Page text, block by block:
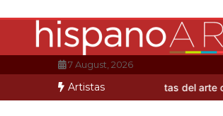
7 August, 2026
Artistas
Mario Benedetti 3 artistas del arte cinético